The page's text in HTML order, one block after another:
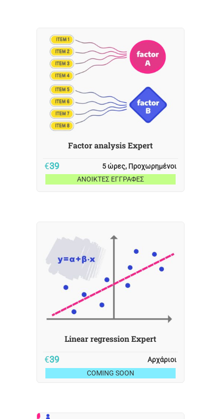
Factor analysis Expert
€39
5 ώρες, Προχωρημένοι
ΑΝΟΙΚΤΕΣ ΕΓΓΡΑΦΕΣ
Linear regression Expert
€39
Αρχάριοι
COMING SOON